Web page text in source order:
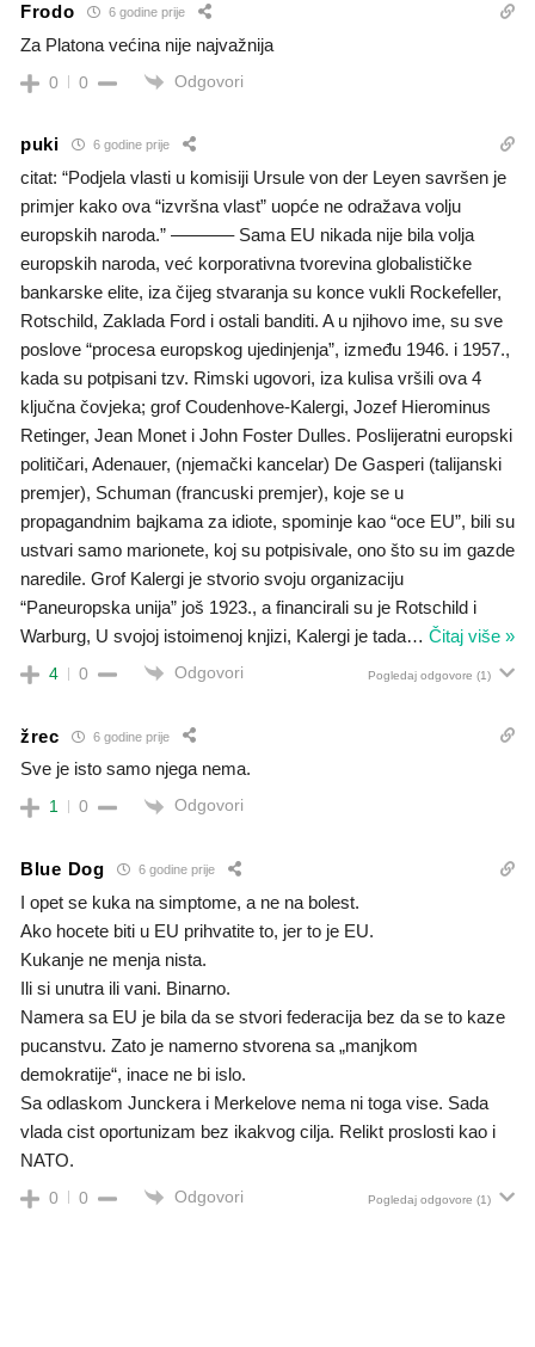
Frodo 6 godine prije
Za Platona većina nije najvažnija
0 0 Odgovori
puki 6 godine prije
citat: “Podjela vlasti u komisiji Ursule von der Leyen savršen je
primjer kako ova “izvršna vlast” uopće ne odražava volju
europskih naroda.” ———– Sama EU nikada nije bila volja
europskih naroda, već korporativna tvorevina globalističke
bankarske elite, iza čijeg stvaranja su konce vukli Rockefeller,
Rotschild, Zaklada Ford i ostali banditi. A u njihovo ime, su sve
poslove “procesa europskog ujedinjenja”, između 1946. i 1957.,
kada su potpisani tzv. Rimski ugovori, iza kulisa vršili ova 4
ključna čovjeka; grof Coudenhove-Kalergi, Jozef Hierominus
Retinger, Jean Monet i John Foster Dulles. Poslijeratni europski
političari, Adenauer, (njemački kancelar) De Gasperi (talijanski
premjer), Schuman (francuski premjer), koje se u
propagandnim bajkama za idiote, spominje kao “oce EU”, bili su
ustvari samo marionete, koj su potpisivale, ono što su im gazde
naredile. Grof Kalergi je stvorio svoju organizaciju
“Paneuropska unija” još 1923., a financirali su je Rotschild i
Warburg, U svojoj istoimenoj knjizi, Kalergi je tada… Čitaj više »
4 0 Odgovori Pogledaj odgovore (1)
žrec 6 godine prije
Sve je isto samo njega nema.
1 0 Odgovori
Blue Dog 6 godine prije
I opet se kuka na simptome, a ne na bolest.
Ako hocete biti u EU prihvatite to, jer to je EU.
Kukanje ne menja nista.
Ili si unutra ili vani. Binarno.
Namera sa EU je bila da se stvori federacija bez da se to kaze
pucanstvu. Zato je namerno stvorena sa „manjkom
demokratije“, inace ne bi islo.
Sa odlaskom Junckera i Merkelove nema ni toga vise. Sada
vlada cist oportunizam bez ikakvog cilja. Relikt proslosti kao i
NATO.
0 0 Odgovori Pogledaj odgovore (1)